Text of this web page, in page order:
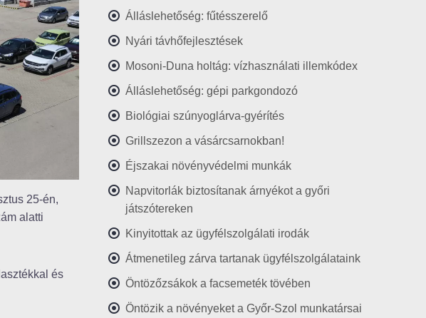
25-én,
alatti
és
Álláslehetőség: fűtésszerelő
Nyári távhőfejlesztések
Mosoni-Duna holtág: vízhasználati illemkódex
Álláslehetőség: gépi parkgondozó
Biológiai szúnyoglárva-gyérítés
Grillszezon a vásárcsarnokban!
Éjszakai növényvédelmi munkák
Napvitorlák biztosítanak árnyékot a győri
játszótereken
Kinyitottak az ügyfélszolgálati irodák
Átmenetileg zárva tartanak ügyfélszolgálataink
Öntözőzsákok a facsemeték tövében
Öntözik a növényeket a Győr-Szol munkatársai